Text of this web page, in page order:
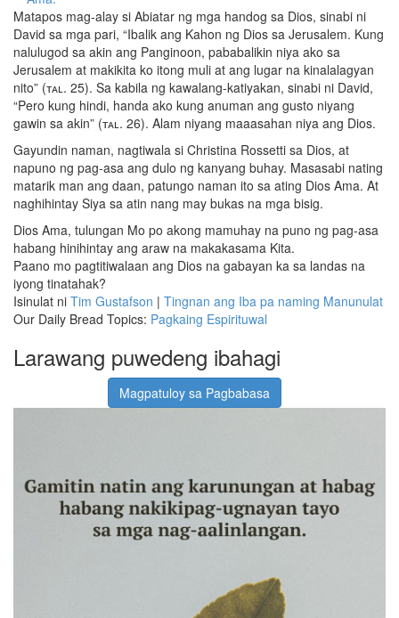
Matapos mag-alay si Abiatar ng mga handog sa Dios, sinabi ni
David sa mga pari, “Ibalik ang Kahon ng Dios sa Jerusalem. Kung
nalulugod sa akin ang Panginoon, pababalikin niya ako sa
Jerusalem at makikita ko itong muli at ang lugar na kinalalagyan
nito” (ᴛᴀʟ. 25). Sa kabila ng kawalang-katiyakan, sinabi ni David,
“Pero kung hindi, handa ako kung anuman ang gusto niyang
gawin sa akin” (ᴛᴀʟ. 26). Alam niyang maaasahan niya ang Dios.
Gayundin naman, nagtiwala si Christina Rossetti sa Dios, at
napuno ng pag-asa ang dulo ng kanyang buhay. Masasabi nating
matarik man ang daan, patungo naman ito sa ating Dios Ama. At
naghihintay Siya sa atin nang may bukas na mga bisig.
Dios Ama, tulungan Mo po akong mamuhay na puno ng pag-asa
habang hinihintay ang araw na makakasama Kita.
Paano mo pagtitiwalaan ang Dios na gabayan ka sa landas na
iyong tinatahak?
Isinulat ni Tim Gustafson | Tingnan ang Iba pa naming Manunulat
Our Daily Bread Topics: Pagkaing Espirituwal
Larawang puwedeng ibahagi
Magpatuloy sa Pagbabasa